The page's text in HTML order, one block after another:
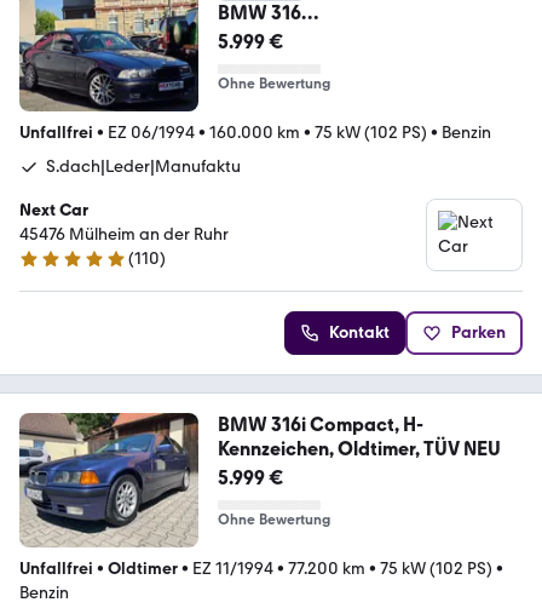
BMW 316
E36|Coupe|Schiebedach|Leder|Al
5.999 €
Ohne Bewertung
Unfallfrei • EZ 06/1994• 160.000 km • 75 kW (102 PS) • Benzin
S.dach|Leder|Manufaktu
Next Car
45476 Mülheim an der Ruhr
4.9 Sterne
(110)
Kontakt Parken
BMW 316i Compact, H-
Kennzeichen, Oldtimer, TÜV NEU
5.999 €
Ohne Bewertung
Unfallfrei • Oldtimer• EZ 11/1994• 77.200 km • 75 kW (102 PS) •
Benzin